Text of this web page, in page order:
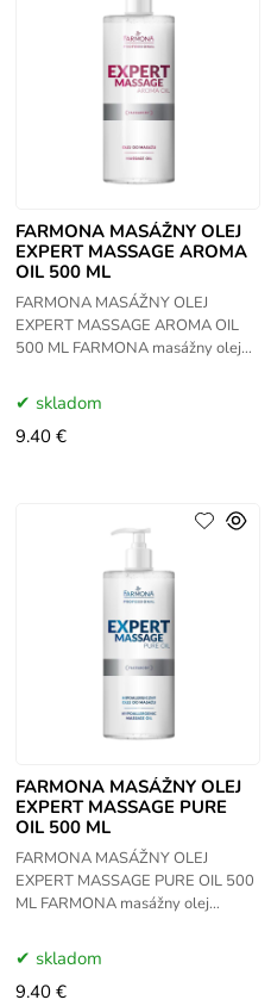
FARMONA MASÁŽNY OLEJ
EXPERT MASSAGE AROMA
OIL 500 ML
FARMONA MASÁŽNY OLEJ
EXPERT MASSAGE AROMA OIL
500 ML FARMONA masážny olej
500ml je určený na pokožku šedú,
bez farby, málo
skladom
9.40 €
FARMONA MASÁŽNY OLEJ
EXPERT MASSAGE PURE
OIL 500 ML
FARMONA MASÁŽNY OLEJ
EXPERT MASSAGE PURE OIL 500
ML FARMONA masážny olej
500ml je určený na všetky typy
pleti, najmä citlivá,
skladom
9.40 €